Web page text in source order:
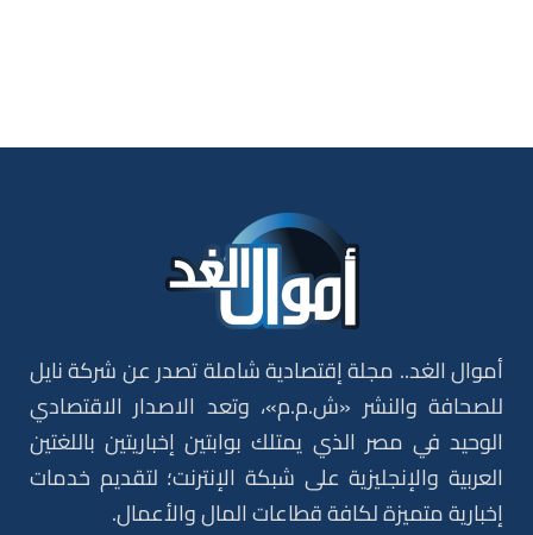
أموال الغد.. مجلة إقتصادية شاملة تصدر عن شركة نايل
للصحافة والنشر «ش.م.م»، وتعد الاصدار الاقتصادي
الوحيد في مصر الذي يمتلك بوابتين إخباريتين باللغتين
العربية والإنجليزية على شبكة الإنترنت؛ لتقديم خدمات
إخبارية متميزة لكافة قطاعات المال والأعمال.